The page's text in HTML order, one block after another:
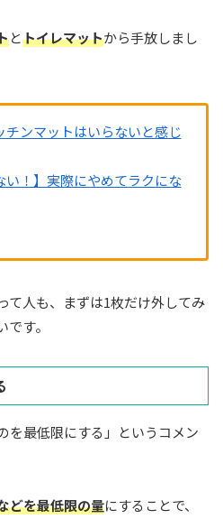
とトイレマットから手放しまし
チンマットはいらないと感じ
い！】実際にやめてラクにな
て人も、まずは1枚だけ外してみ
す。
を最低限にする」というコメン
どを最低限の量にすることで、